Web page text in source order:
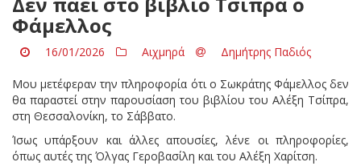
Φάμελλος
16/01/2026 Αιχμηρά Δημήτρης Παδιός
Μου μετέφεραν την πληροφορία ότι ο Σωκράτης Φάμελλος δεν
θα παραστεί στην παρουσίαση του βιβλίου του Αλέξη Τσίπρα,
στη Θεσσαλονίκη, το Σάββατο.
Ίσως υπάρξουν και άλλες απουσίες, λένε οι πληροφορίες,
όπως αυτές της Όλγας Γεροβασίλη και του Αλέξη Χαρίτση.